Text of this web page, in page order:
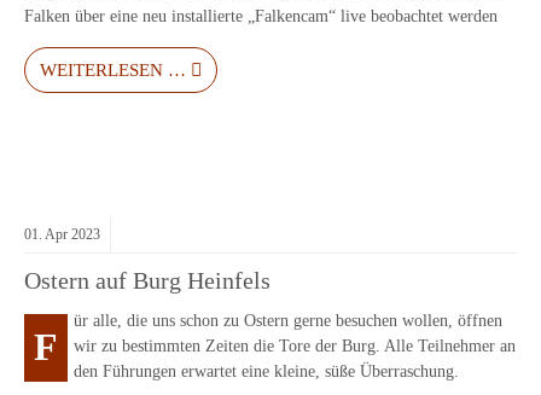
Falken über eine neu installierte „Falkencam“ live beobachtet werden
WEITERLESEN …
01. Apr 2023
Ostern auf Burg Heinfels
F
ür alle, die uns schon zu Ostern gerne besuchen wollen, öffnen
wir zu bestimmten Zeiten die Tore der Burg. Alle Teilnehmer an
den Führungen erwartet eine kleine, süße Überraschung.